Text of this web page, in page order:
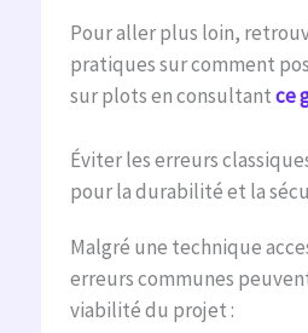
Pour aller plus loin,
pratiques sur comment
sur plots en consultantce
Éviter les erreurs
pour la durabilité et la
Malgré une technique
erreurs communes
viabilité du projet :